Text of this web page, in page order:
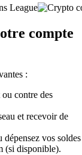
compte
:
contre des
et recevoir de
vos soldes
(si disponible).